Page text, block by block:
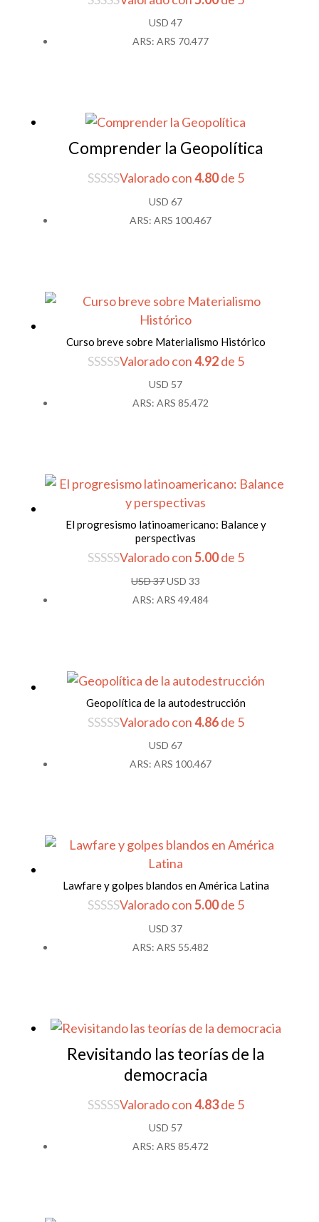
USD 47
ARS:ARS 70.477
Comprender la Geopolítica
Valorado con4.80de 5
USD 67
ARS:ARS 100.467
Curso breve sobre Materialismo Histórico
Valorado con4.92de 5
USD 57
ARS:ARS 85.472
El progresismo latinoamericano: Balance y
perspectivas
Valorado con5.00de 5
USD37El
precio
USD 33
precio
ARS:ARS 49.484
Geopolítica de la autodestrucción
Valorado con4.86de 5
USD 67
ARS:ARS 100.467
Lawfare y golpes blandos en América Latina
Valorado con5.00de 5
USD 37
ARS:ARS 55.482
Revisitando las teorías de la
democracia
Valorado con4.83de 5
USD 57
ARS:ARS 85.472